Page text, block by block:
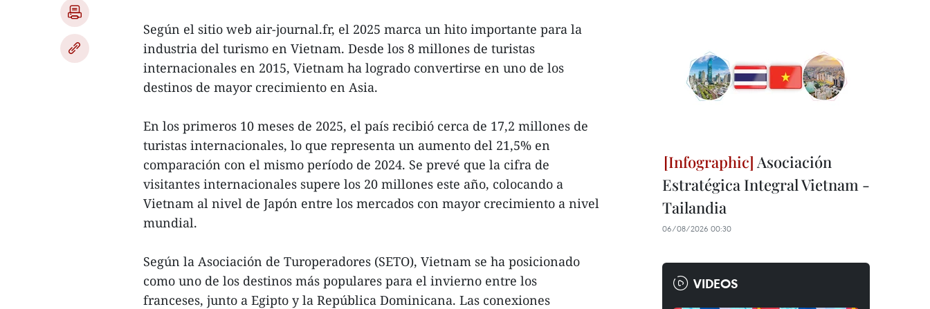
Según el sitio web air-journal.fr, el 2025 marca un hito importante para la
industria del turismo en Vietnam. Desde los 8 millones de turistas
internacionales en 2015, Vietnam ha logrado convertirse en uno de los
destinos de mayor crecimiento en Asia.
En los primeros 10 meses de 2025, el país recibió cerca de 17,2 millones de
turistas internacionales, lo que representa un aumento del 21,5% en
comparación con el mismo período de 2024. Se prevé que la cifra de
visitantes internacionales supere los 20 millones este año, colocando a
Vietnam al nivel de Japón entre los mercados con mayor crecimiento a nivel
mundial.
Según la Asociación de Turoperadores (SETO), Vietnam se ha posicionado
como uno de los destinos más populares para el invierno entre los
franceses, junto a Egipto y la República Dominicana. Las conexiones
Asociación
Estratégica Integral Vietnam -
Tailandia
06/08/2026 00:30
VIDEOS